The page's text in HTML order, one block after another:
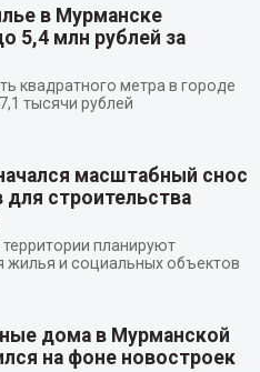
в Мурманске
5,4 млн рублей за
квадратного метра в городе
тысячи рублей
масштабный снос
строительства
планируют
жилья и социальных объектов
дома в Мурманской
на фоне новостроек